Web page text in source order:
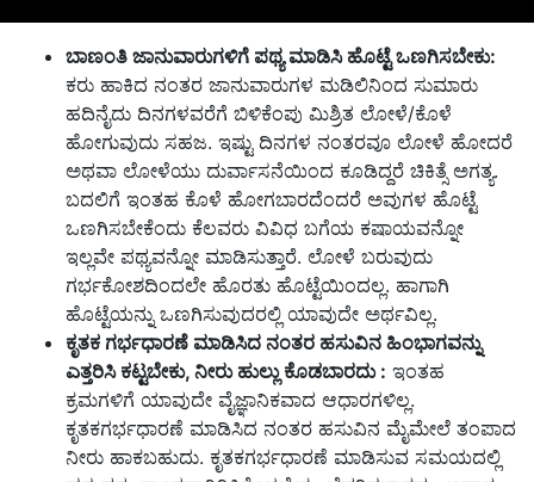
ಬಾಣಂತಿ ಜಾನುವಾರುಗಳಿಗೆ ಪಥ್ಯ ಮಾಡಿಸಿ ಹೊಟ್ಟೆ ಒಣಗಿಸಬೇಕು:
ಕರು ಹಾಕಿದ ನಂತರ ಜಾನುವಾರುಗಳ ಮಡಿಲಿನಿಂದ ಸುಮಾರು
ಹದಿನೈದು ದಿನಗಳವರೆಗೆ ಬಿಳಿಕೆಂಪು ಮಿಶ್ರಿತ ಲೋಳೆ/ಕೊಳೆ
ಹೋಗುವುದು ಸಹಜ. ಇಷ್ಟು ದಿನಗಳ ನಂತರವೂ ಲೋಳೆ ಹೋದರೆ
ಅಥವಾ ಲೋಳೆಯು ದುರ್ವಾಸನೆಯಿಂದ ಕೂಡಿದ್ದರೆ ಚಿಕಿತ್ಸೆ ಅಗತ್ಯ.
ಬದಲಿಗೆ ಇಂತಹ ಕೊಳೆ ಹೋಗಬಾರದೆಂದರೆ ಅವುಗಳ ಹೊಟ್ಟೆ
ಒಣಗಿಸಬೇಕೆಂದು ಕೆಲವರು ವಿವಿಧ ಬಗೆಯ ಕಷಾಯವನ್ನೋ
ಇಲ್ಲವೇ ಪಥ್ಯವನ್ನೋ ಮಾಡಿಸುತ್ತಾರೆ. ಲೋಳೆ ಬರುವುದು
ಗರ್ಭಕೋಶದಿಂದಲೇ ಹೊರತು ಹೊಟ್ಟೆಯಿಂದಲ್ಲ. ಹಾಗಾಗಿ
ಹೊಟ್ಟೆಯನ್ನು ಒಣಗಿಸುವುದರಲ್ಲಿ ಯಾವುದೇ ಅರ್ಥವಿಲ್ಲ.
ಕೃತಕ ಗರ್ಭಧಾರಣೆ ಮಾಡಿಸಿದ ನಂತರ ಹಸುವಿನ ಹಿಂಭಾಗವನ್ನು
ಎತ್ತರಿಸಿ ಕಟ್ಟಬೇಕು, ನೀರು ಹುಲ್ಲು ಕೊಡಬಾರದು : ಇಂತಹ
ಕ್ರಮಗಳಿಗೆ ಯಾವುದೇ ವೈಜ್ಞಾನಿಕವಾದ ಆಧಾರಗಳಿಲ್ಲ.
ಕೃತಕಗರ್ಭಧಾರಣೆ ಮಾಡಿಸಿದ ನಂತರ ಹಸುವಿನ ಮೈಮೇಲೆ ತಂಪಾದ
ನೀರು ಹಾಕಬಹುದು. ಕೃತಕಗರ್ಭಧಾರಣೆ ಮಾಡಿಸುವ ಸಮಯದಲ್ಲಿ